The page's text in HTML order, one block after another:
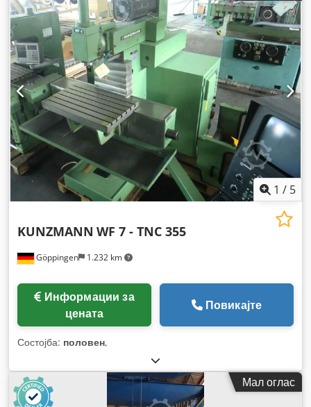
1 / 5
Göppingen 1.232 km
KUNZMANN WF 7 - TNC 355
цената
Повикајте
Состојба: половен,
Мал оглас